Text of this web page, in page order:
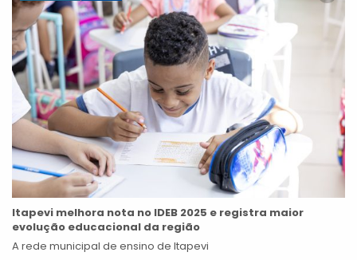
Itapevi melhora nota no IDEB 2025 e registra maior
evolução educacional da região
A rede municipal de ensino de Itapevi